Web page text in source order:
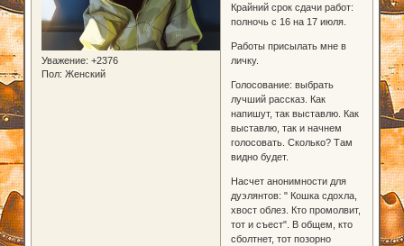
Уважение: +2376
Пол: Женский
Крайний срок сдачи работ:
полночь с 16 на 17 июля.
Работы присылать мне в
личку.
Голосование: выбрать
лучший рассказ. Как
напишут, так выставлю. Как
выставлю, так и начнем
голосовать. Сколько? Там
видно будет.
Насчет анонимности для
дуэлянтов: " Кошка сдохла,
хвост облез. Кто промолвит,
тот и съест". В общем, кто
сболтнет, тот позорно